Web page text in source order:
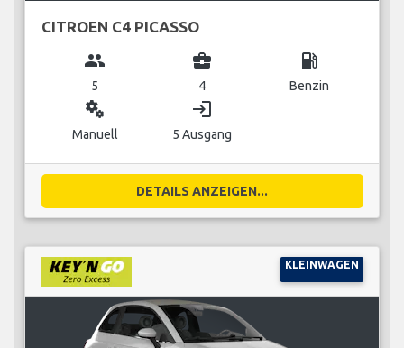
CITROEN C4 PICASSO
group
5
business_center
4
local_gas_station
Benzin
miscellaneous_services
Manuell
login
5 Ausgang
DETAILS ANZEIGEN...
KLEINWAGEN